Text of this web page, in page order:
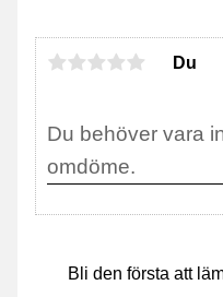
Du
Bli den första att